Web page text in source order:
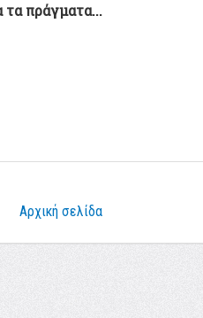
τα πράγματα...
Αρχική σελίδα